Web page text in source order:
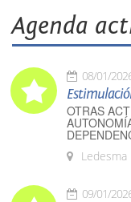
Agenda
08/01/
OTRAS
Ledesma
09/01/